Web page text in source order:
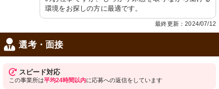
環境をお探しの方に最適です。
最終更新：2024/07/12
選考・面接
スピード対応
この事業所は平均24時間以内に応募への返信をしています